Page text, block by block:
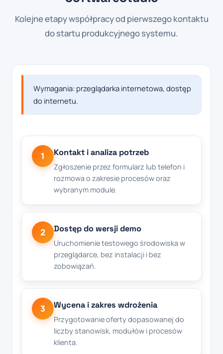
Kolejne etapy współpracy od pierwszego kontaktu
do startu produkcyjnego systemu.
Wymagania: przeglądarka internetowa, dostęp
do internetu.
1 Kontakt i analiza potrzeb
Zgłoszenie przez formularz lub telefon i
rozmowa o zakresie procesów oraz
wybranym module.
2 Dostęp do wersji demo
Uruchomienie testowego środowiska w
przeglądarce, bez instalacji i bez
zobowiązań.
3 Wycena i zakres wdrożenia
Przygotowanie oferty dopasowanej do
liczby stanowisk, modułów i procesów
klienta.